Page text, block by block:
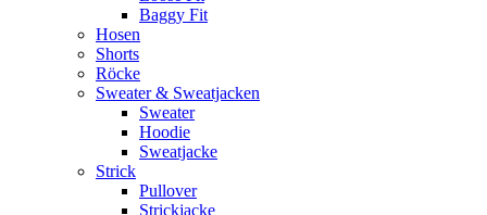
Baggy Fit
Hosen
Shorts
Röcke
Sweater & Sweatjacken
Sweater
Hoodie
Sweatjacke
Strick
Pullover
Strickjacke